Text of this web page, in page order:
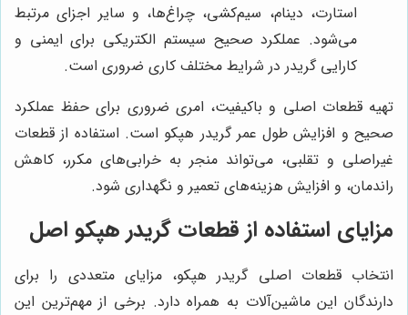
استارت، دینام، سیم‌کشی، چراغ‌ها، و سایر اجزای مرتبط
می‌شود. عملکرد صحیح سیستم الکتریکی برای ایمنی و
کارایی گریدر در شرایط مختلف کاری ضروری است.
تهیه قطعات اصلی و باکیفیت، امری ضروری برای حفظ عملکرد
صحیح و افزایش طول عمر گریدر هپکو است. استفاده از قطعات
غیراصلی و تقلبی، می‌تواند منجر به خرابی‌های مکرر، کاهش
راندمان، و افزایش هزینه‌های تعمیر و نگهداری شود.
مزایای استفاده از قطعات گریدر هپکو اصل
انتخاب قطعات اصلی گریدر هپکو، مزایای متعددی را برای
دارندگان این ماشین‌آلات به همراه دارد. برخی از مهم‌ترین این